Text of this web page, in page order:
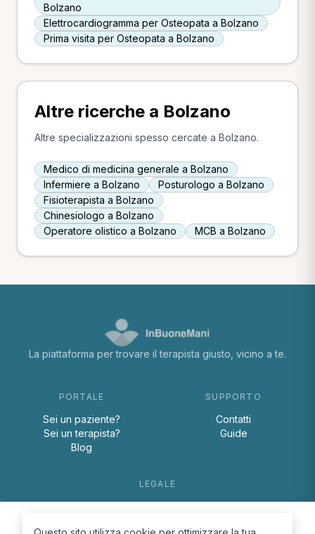
Bolzano
Elettrocardiogramma per Osteopata a Bolzano
Prima visita per Osteopata a Bolzano
Altre ricerche a Bolzano
Altre specializzazioni spesso cercate a Bolzano.
Medico di medicina generale a Bolzano
Infermiere a Bolzano
Posturologo a Bolzano
Fisioterapista a Bolzano
Chinesiologo a Bolzano
Operatore olistico a Bolzano
MCB a Bolzano
La piattaforma per trovare il terapista giusto, vicino a te.
PORTALE
Sei un paziente?
Sei un terapista?
Blog
SUPPORTO
Contatti
Guide
LEGALE